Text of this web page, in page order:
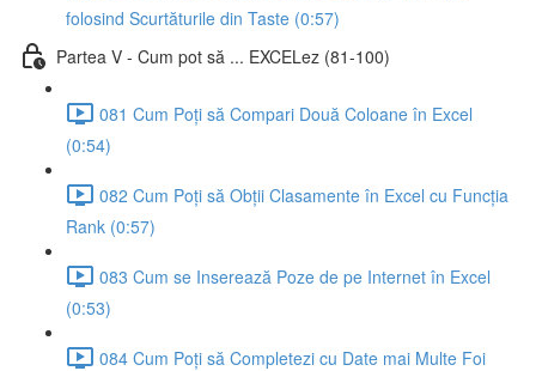
folosind Scurtăturile din Taste (0:57)
Partea V - Cum pot să ... EXCELez (81-100)
081 Cum Poți să Compari Două Coloane în Excel
(0:54)
082 Cum Poți să Obții Clasamente în Excel cu Funcția
Rank (0:57)
083 Cum se Inserează Poze de pe Internet în Excel
(0:53)
084 Cum Poți să Completezi cu Date mai Multe Foi